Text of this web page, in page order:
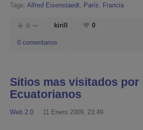
Tags: Alfred Eisenstaedt, París, Francia
0 kirill 0
0 comentarios
Sitios mas visitados por
Ecuatorianos
Web 2.0 11 Enero 2009, 23:49